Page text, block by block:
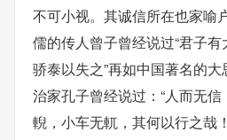
不可小视。其诚信所在也家喻
儒的传人曾子曾经说过“君子有
骄泰以失之”再如中国著名的
治家孔子曾经说过：“人而无
輗，小车无軏，其何以行之哉